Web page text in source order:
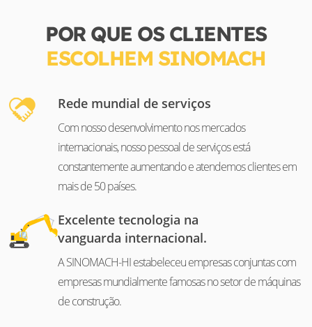
POR QUE OS CLIENTES
ESCOLHEM SINOMACH
Rede mundial de serviços
Com nosso desenvolvimento nos mercados
internacionais, nosso pessoal de serviços está
constantemente aumentando e atendemos clientes em
mais de 50 países.
Excelente tecnologia na
vanguarda internacional.
A SINOMACH-HI estabeleceu empresas conjuntas com
empresas mundialmente famosas no setor de máquinas
de construção.